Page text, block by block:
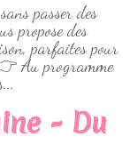
passer des
propose des
parfaites pour
Au programme
- Du